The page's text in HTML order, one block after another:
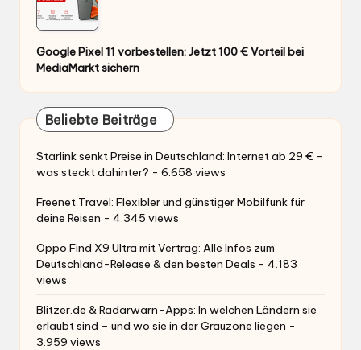
Google Pixel 11 vorbestellen: Jetzt 100 € Vorteil bei
MediaMarkt sichern
Beliebte Beiträge
Starlink senkt Preise in Deutschland: Internet ab 29 € –
was steckt dahinter? - 6.658 views
Freenet Travel: Flexibler und günstiger Mobilfunk für
deine Reisen - 4.345 views
Oppo Find X9 Ultra mit Vertrag: Alle Infos zum
Deutschland-Release & den besten Deals - 4.183
views
Blitzer.de & Radarwarn-Apps: In welchen Ländern sie
erlaubt sind – und wo sie in der Grauzone liegen -
3.959 views